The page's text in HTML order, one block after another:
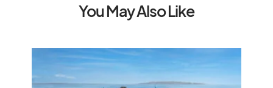
You May Also Like